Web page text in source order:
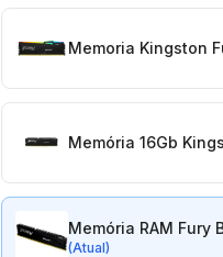
Memoria Kingston
Memória 16Gb
Memória RAM Fury
(Atual)